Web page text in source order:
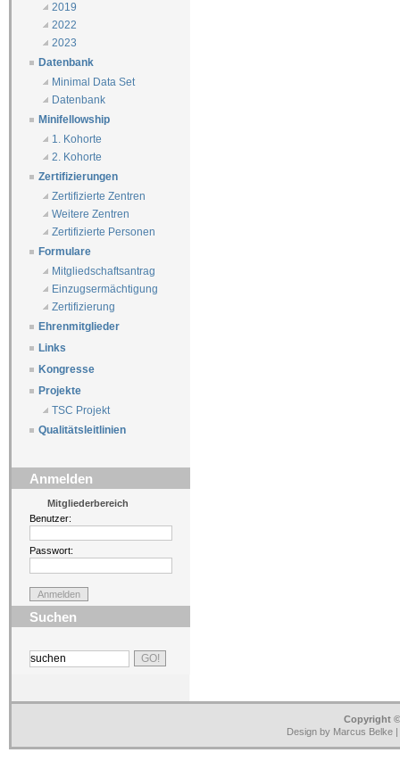
2019
2022
2023
Datenbank
Minimal Data Set
Datenbank
Minifellowship
1. Kohorte
2. Kohorte
Zertifizierungen
Zertifizierte Zentren
Weitere Zentren
Zertifizierte Personen
Formulare
Mitgliedschaftsantrag
Einzugsermächtigung
Zertifizierung
Ehrenmitglieder
Links
Kongresse
Projekte
TSC Projekt
Qualitätsleitlinien
Anmelden
Mitgliederbereich
Benutzer:
Passwort:
Suchen
Copyright
Design by Marcus Belke